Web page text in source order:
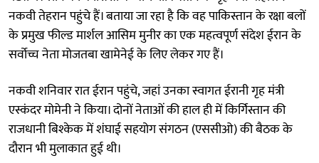
नकवी तेहरान पहुंचे हैं। बताया जा रहा है कि वह पाकिस्तान के रक्षा बलों
के प्रमुख फील्ड मार्शल आसिम मुनीर का एक महत्वपूर्ण संदेश ईरान के
सर्वोच्च नेता मोजतबा खामेनेई के लिए लेकर गए हैं।
नकवी शनिवार रात ईरान पहुंचे, जहां उनका स्वागत ईरानी गृह मंत्री
एस्कंदर मोमेनी ने किया। दोनों नेताओं की हाल ही में किर्गिस्तान की
राजधानी बिश्केक में शंघाई सहयोग संगठन (एससीओ) की बैठक के
दौरान भी मुलाकात हुई थी।